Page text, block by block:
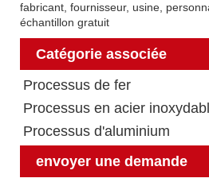
fabricant, fournisseur, usine,
échantillon gratuit
Catégorie associée
Processus de fer
Processus en acier
Processus d'aluminium
envoyer une demande